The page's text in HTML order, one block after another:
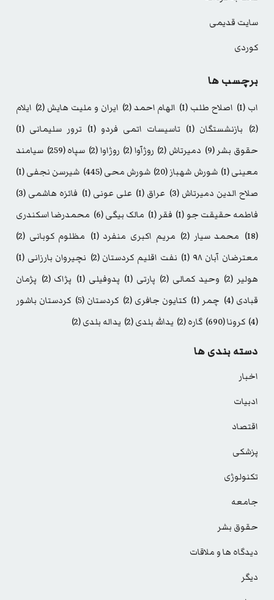
سایت قدیمی
کوردی
برچسب ها
اب (1) اصلاح طلب (1) الهام احمد(2) ایران و ملیت هایش (2)
ایلام
(2)
بازنشستگان (1) تاسیسات اتمی فردو (1) ترور سلیمانی (1)
حقوق بشر (9) دمیرتاش (2) روژآوا(2) روژاوا(2) سپاه(259)
سیامند
معینی(1) شورش شهباز(20) شورش محی(445) شیرسن نجفی(1)
صلاح الدین دمیرتاش (3) عراق (1) علی عونی (1) فائزه هاشمی (3)
فاطمه حقیقت جو (1) فقر (1) مالک بیگی(6)
محمدرضا اسکندری
(18)
محمد سیار (2) مریم اکبری منفرد (1) مظلوم کوبانی (2)
معترضان آبان ۹۸
(1) نفت اقلیم کردستان (2) نچیروان بارزانی (1)
هولیر (2) وحید کمالی (2) پارتی (1) پدوفیلی (1) پژاک (2)
پژمان
قبادی (4) چمر (1) کتایون جافری (2) کردستان (5)
کردستان باشور
(4)
کرونا(690) گاره(2) یدالله بلدی(2) یداله بلدی(2)
دسته بندی ها
اخبار
ادبیات
اقتصاد
پزشکی
تکنولوژی
جامعه
حقوق بشر
دیدگاه ها و ملاقات
دیگر